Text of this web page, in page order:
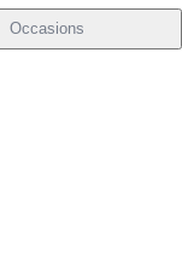
Occasions